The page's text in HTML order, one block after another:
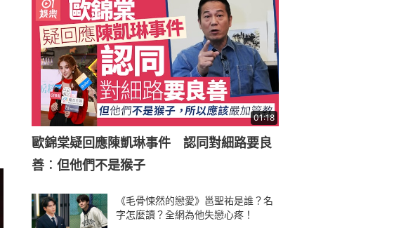
01:18
歐錦棠疑回應陳凱琳事件 認同對細路要良
善︰但他們不是猴子
《毛骨悚然的戀愛》邕聖祐是誰？名
字怎麼讀？全網為他失戀心疼！